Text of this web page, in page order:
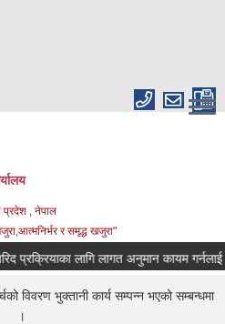
प्रदेश , नेपाल
र समृद्ध खजुरा"
लागि लागत अनुमान कायम गर्नलाई
विवरण भुक्तानी कार्य सम्पन्न भएको सम्बन्धमा
।